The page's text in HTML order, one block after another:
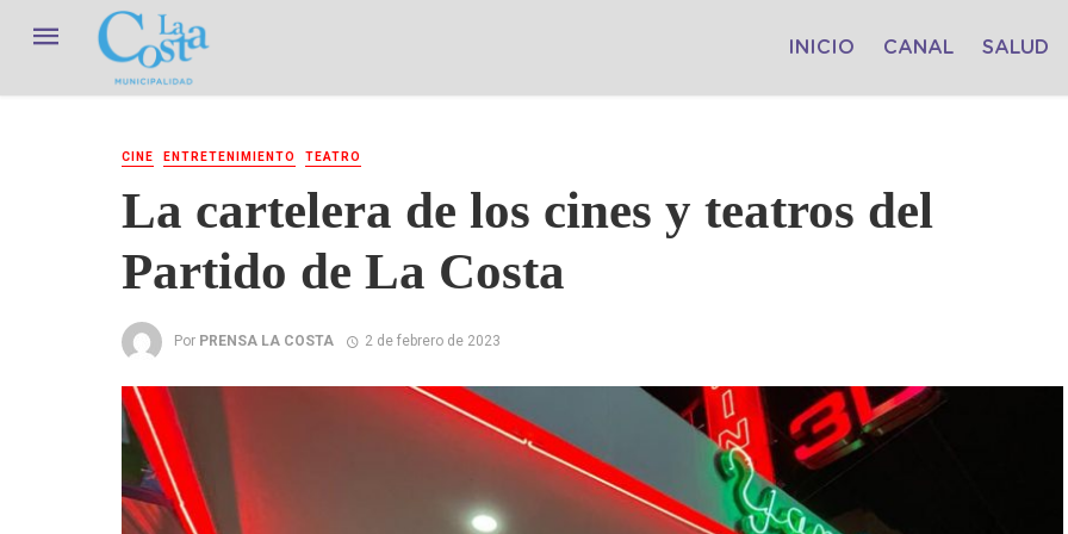
INICIO CANAL SALUD
CINE ENTRETENIMIENTO TEATRO
La cartelera de los cines y teatros del
Partido de La Costa
Por PRENSA LA COSTA 2 de febrero de 2023